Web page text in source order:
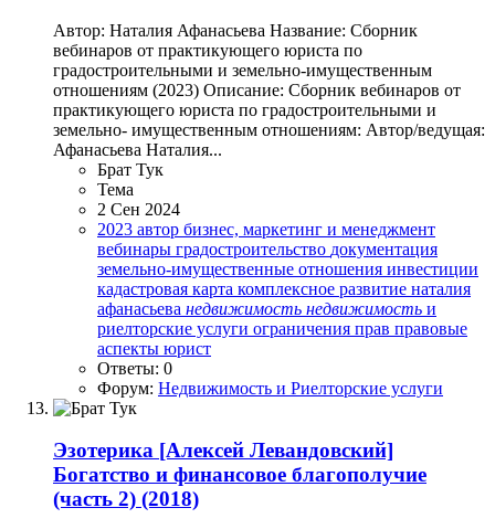
Автор: Наталия Афанасьева Название: Сборник
вебинаров от практикующего юриста по
градостроительными и земельно-имущественным
отношениям (2023) Описание: Сборник вебинаров от
практикующего юриста по градостроительными и
земельно- имущественным отношениям: Автор/ведущая:
Афанасьева Наталия...
Брат Тук
Тема
2 Сен 2024
2023 автор бизнес, маркетинг и менеджмент
вебинары градостроительство документация
земельно-имущественные отношения инвестиции
кадастровая карта комплексное развитие наталия
афанасьева недвижимость недвижимость и
риелторские услуги ограничения прав правовые
аспекты юрист
Ответы: 0
Форум: Недвижимость и Риелторские услуги
Эзотерика [Алексей Левандовский]
Богатство и финансовое благополучие
(часть 2) (2018)